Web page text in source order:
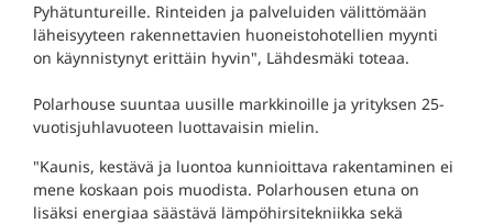
Pyhätuntureille. Rinteiden ja palveluiden välittömään
läheisyyteen rakennettavien huoneistohotellien myynti
on käynnistynyt erittäin hyvin", Lähdesmäki toteaa.
Polarhouse suuntaa uusille markkinoille ja yrityksen 25-
vuotisjuhlavuoteen luottavaisin mielin.
"Kaunis, kestävä ja luontoa kunnioittava rakentaminen ei
mene koskaan pois muodista. Polarhousen etuna on
lisäksi energiaa säästävä lämpöhirsitekniikka sekä